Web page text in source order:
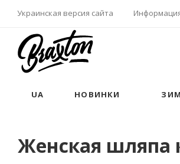
Украинская версия сайта
UA НОВИНКИ
Женская шляпа